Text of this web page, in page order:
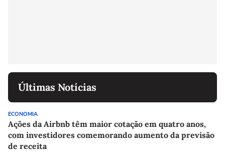
Últimas Notícias
ECONOMIA
Ações da Airbnb têm maior cotação em quatro anos,
com investidores comemorando aumento da previsão
de receita